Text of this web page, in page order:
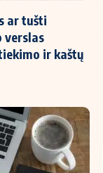
ar tušti
verslas
ir kaštų